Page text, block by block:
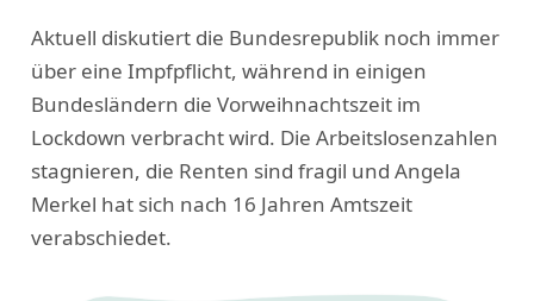
Aktuell diskutiert die Bundesrepublik noch immer
über eine Impfpflicht, während in einigen
Bundesländern die Vorweihnachtszeit im
Lockdown verbracht wird. Die Arbeitslosenzahlen
stagnieren, die Renten sind fragil und Angela
Merkel hat sich nach 16 Jahren Amtszeit
verabschiedet.